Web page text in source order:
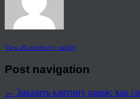
View all articles by rauffri
Post navigation
← Заказать картину шарж: как